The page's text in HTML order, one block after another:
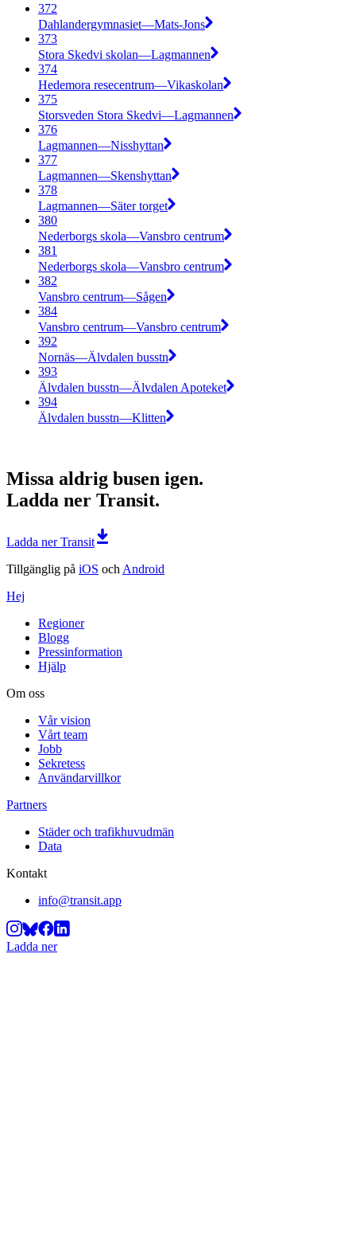
372
Dahlandergymnasiet—Mats-Jons
373
Stora Skedvi skolan—Lagmannen
374
Hedemora resecentrum—Vikaskolan
375
Storsveden Stora Skedvi—Lagmannen
376
Lagmannen—Nisshyttan
377
Lagmannen—Skenshyttan
378
Lagmannen—Säter torget
380
Nederborgs skola—Vansbro centrum
381
Nederborgs skola—Vansbro centrum
382
Vansbro centrum—Sågen
384
Vansbro centrum—Vansbro centrum
392
Nornäs—Älvdalen busstn
393
Älvdalen busstn—Älvdalen Apoteket
394
Älvdalen busstn—Klitten
Missa aldrig busen igen.
Ladda ner Transit.
Ladda ner Transit
Tillgänglig på iOS och Android
Hej
Regioner
Blogg
Pressinformation
Hjälp
Om oss
Vår vision
Vårt team
Jobb
Sekretess
Användarvillkor
Partners
Städer och trafikhuvudmän
Data
Kontakt
info@transit.app
Ladda ner